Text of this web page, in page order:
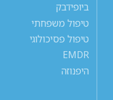
ביופידבק
טיפול משפחתי
טיפול פסיכולוגי
EMDR
היפנוזה